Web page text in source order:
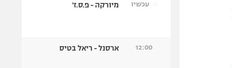
עכשיו מיורקה - פ.ס.ז'
12:00 ארסנל - ריאל בטיס